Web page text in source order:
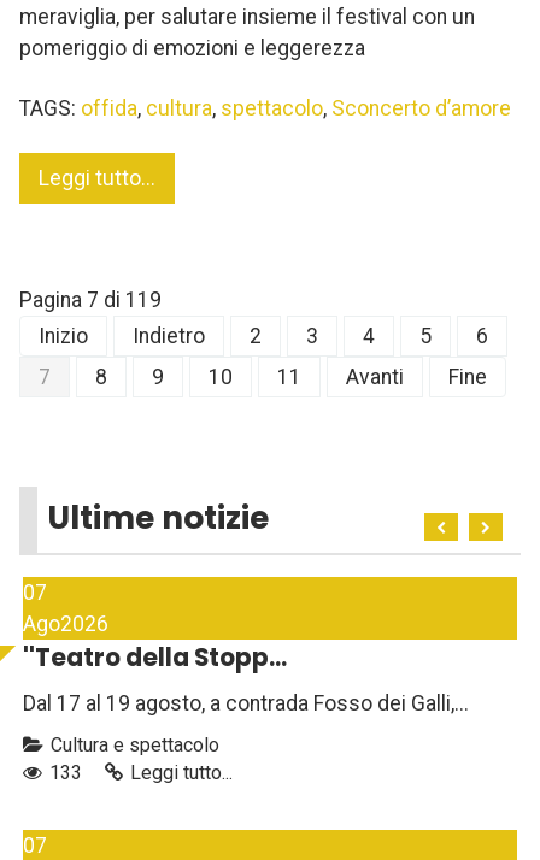
meraviglia, per salutare insieme il festival con un
pomeriggio di emozioni e leggerezza
TAGS: offida, cultura, spettacolo, Sconcerto d’amore
Leggi tutto...
Pagina 7 di 119
Inizio
Indietro 2 3 4 5
6
7
8 9 10 11 Avanti Fine
Ultime notizie
07
Ago2026
''Teatro della Stopp...
Dal 17 al 19 agosto, a contrada Fosso dei Galli,...
Cultura e spettacolo
133
Leggi tutto...
07